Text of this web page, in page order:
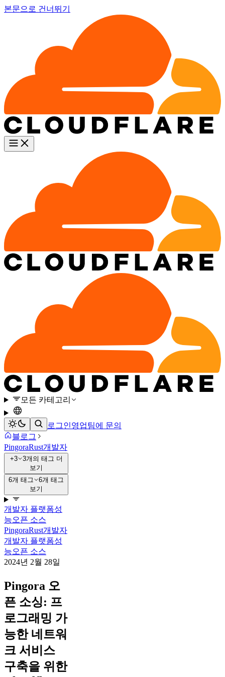
본문으로 건너뛰기
모든 카테고리
로그인영업팀에 문의
블로그
PingoraRust개발자
+3
3개의 태그 더
보기
6개 태그
6개 태그
보기
개발자 플랫폼성
능오픈 소스
PingoraRust개발자
개발자 플랫폼성
능오픈 소스
2024년 2월 28일
Pingora 오
픈 소싱: 프
로그래밍 가
능한 네트워
크 서비스
구축을 위한